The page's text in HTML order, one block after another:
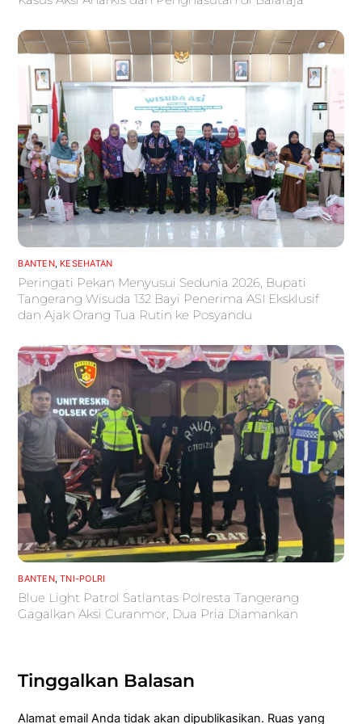
BANTEN, KESEHATAN
Peringati Pekan Menyusui Sedunia 2026, Bupati
Tangerang Wisuda 132 Bayi Penerima ASI Eksklusif
dan Ajak Orang Tua Rutin ke Posyandu
BANTEN,TNI-POLRI
Blue Light Patrol Satlantas Polresta Tangerang
Gagalkan Aksi Curanmor, Dua Pria Diamankan
Tinggalkan Balasan
Alamat email Anda tidak akan dipublikasikan. Ruas yang